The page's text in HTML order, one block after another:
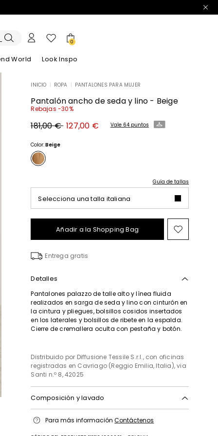
0
World Look Inspo
Descubre nuestros Vestidos
Chaquetas Descubre nuestras Sandalias
INICIO ROPA PANTALONES PARA MUJER
Pantalón ancho de seda y lino - Beige
Rebajas -30%
Precio
original
€
181,00 € Precio
nuevo
127,00 € Vale 64 puntos
Color:Beige
Guía de tallas
Selecciona una talla italiana
Añadir a la Shopping Bag Mover
en
Entrega gratis
Detalles
Pantalones palazzo de talle alto y línea fluida
realizados en sarga de seda y lino con cinturón en
la cintura y pliegues, bolsillos cosidos insertados
en los laterales y bolsillos de ribete en la espalda.
Cierre de cremallera oculta con pestaña y botón.
Distribuido por Diffusione Tessile S.r.l., con oficinas
registradas en Cavriago (Reggio Emilia, Italia), via
Santi n.º 8, 42025
Composición y lavado
planchado a temperatura fria; limpieza en seco
Para más informaciónContáctenos